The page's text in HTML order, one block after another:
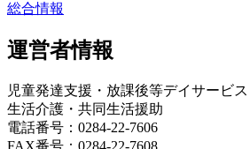
総合情報
運営者情報
児童発達支援・放課後等デイサービス
生活介護・共同生活援助
電話番号：0284-22-7606
FAX番号：0284-22-7608